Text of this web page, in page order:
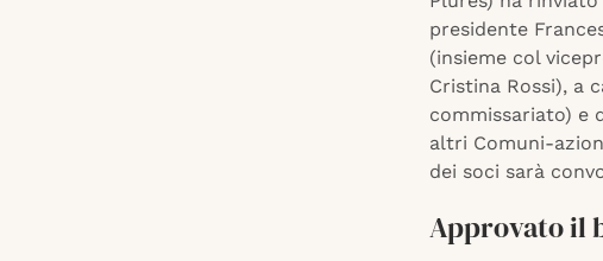
presidente
(insieme col
Cristina Rossi), a
commissariato) e
altri Comuni-
dei soci sarà
Approvato il